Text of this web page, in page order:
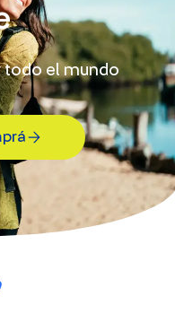
todo el mundo